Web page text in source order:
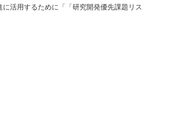
活用するために「「研究開発優先課題リス